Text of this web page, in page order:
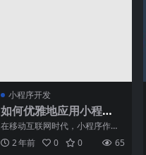
小程序开发
如何优雅地应用小程
序？
在移动互联网时代，小程序作为
一种全新的应用形态，正逐渐流
行起来。作为一种轻量级应
2 年前 0 0 65